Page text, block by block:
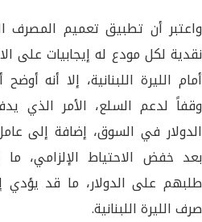
نقدية لكل مودع له إيجابيات على
أمام الليرة اللبنانية، إلا أنه
وقفاً لدعم السلع، الأمر الذي
الدولار في السوق، إضافة إلى
بعد خفض الاحتياط الإلزامي،
طلبهم على الدولار، ما قد
صرف الليرة اللبنانية.